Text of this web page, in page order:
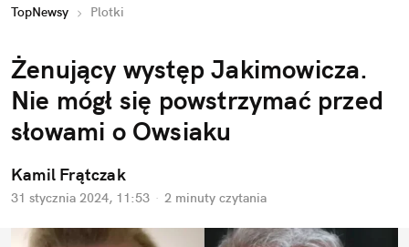
dad:HERO
TopNewsy Plotki
Żenujący występ Jakimowicza.
Nie mógł się powstrzymać przed
słowami o Owsiaku
Kamil Frątczak
31 stycznia 2024, 11:53 · 2 minuty czytania